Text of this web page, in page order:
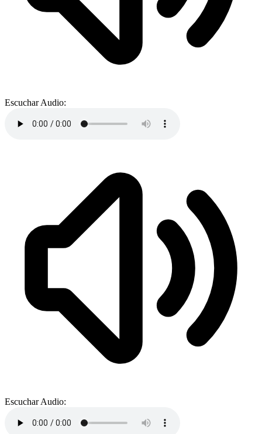
Escuchar Audio:
Escuchar Audio: